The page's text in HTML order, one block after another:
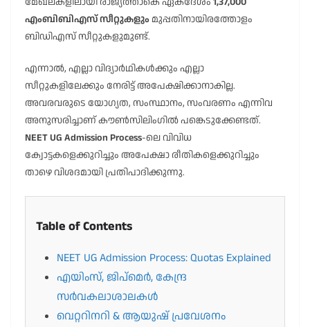
എംബിബിഎസ് സീറ്റുകളും മുപ്പതിനായിരത്തോളം
ബിഡിഎസ് സീറ്റുകളുമുണ്ട്.
എന്നാൽ, എല്ലാ വിദ്യാർഥികൾക്കും എല്ലാ
സീറ്റുകളിലേക്കും നേരിട്ട് അപേക്ഷിക്കാനാകില്ല.
അവരവരുടെ യോഗ്യത, സംസ്ഥാനം, സംവരണം എന്നിവ
അനുസരിച്ചാണ് കൗൺസിലിംഗിൽ പങ്കെടുക്കേണ്ടത്.
NEET UG Admission Process-ലെ വിവിധ
ക്വോട്ടകളെക്കുറിച്ചും അപേക്ഷാ രീതികളെക്കുറിച്ചും
താഴെ വിശദമായി പ്രതിപാദിക്കുന്നു.
Table of Contents
NEET UG Admission Process: Quotas Explained
എയിംസ്, ജിപ്മെർ, കേന്ദ്ര
സർവകലാശാലകൾ
വെറ്ററിനറി & ആയുഷ് പ്രവേശനം